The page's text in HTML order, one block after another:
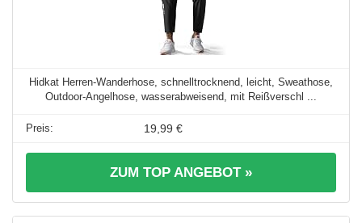
Hidkat Herren-Wanderhose, schnelltrocknend, leicht, Sweathose,
Outdoor-Angelhose, wasserabweisend, mit Reißverschl ...
19,99 €
ZUM TOP ANGEBOT »